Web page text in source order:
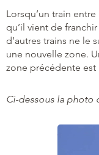
Lorsqu’un train
qu’il vient de
d’autres trains ne le
une nouvelle zone.
zone précédente est
Ci-dessous la photo